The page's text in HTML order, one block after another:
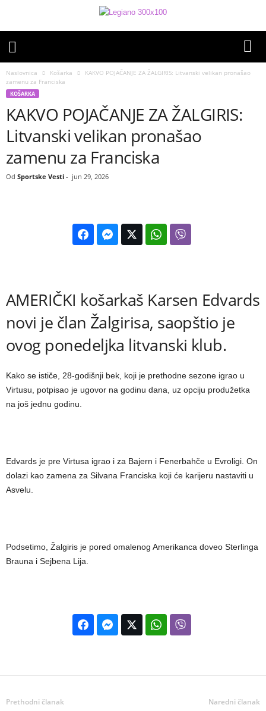
Naslovnica Košarka
KAKVO POJAČANJE ZA ŽALGIRIS: Litvanski velikan pronašao
zamenu za Franciska
KOŠARKA
KAKVO POJAČANJE ZA ŽALGIRIS:
Litvanski velikan pronašao
zamenu za Franciska
Od Sportske Vesti - jun 29, 2026
AMERIČKI košarkaš Karsen Edvards
novi je član Žalgirisa, saopštio je
ovog ponedeljka litvanski klub.
Kako se ističe, 28-godišnji bek, koji je prethodne sezone igrao u
Virtusu, potpisao je ugovor na godinu dana, uz opciju produžetka
na još jednu godinu.
Edvards je pre Virtusa igrao i za Bajern i Fenerbahče u Evroligi. On
dolazi kao zamena za Silvana Franciska koji će karijeru nastaviti u
Asvelu.
Podsetimo, Žalgiris je pored omalenog Amerikanca doveo Sterlinga
Brauna i Sejbena Lija.
Prethodni članak Naredni članak